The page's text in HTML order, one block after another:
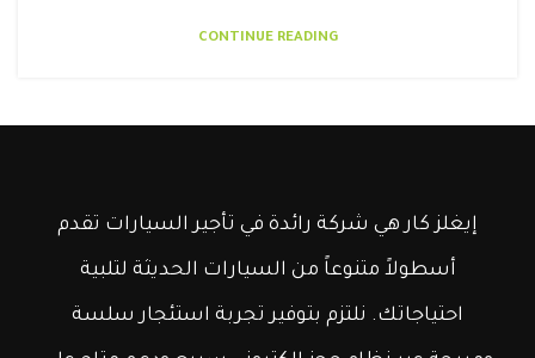
CONTINUE READING
إيغلز كار هي شركة رائدة في تأجير السيارات تقدم
أسطولاً متنوعاً من السيارات الحديثة لتلبية
احتياجاتك. نلتزم بتوفير تجربة استئجار سلسة